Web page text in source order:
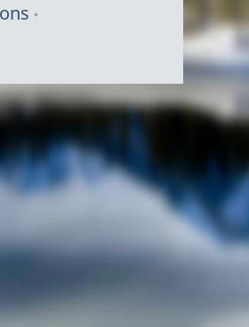
Symbole
du
Canada